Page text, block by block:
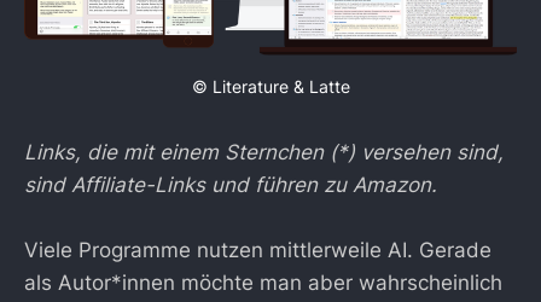
© Literature & Latte
Links, die mit einem Sternchen (*) versehen sind,
sind Affiliate-Links und führen zu Amazon.
Viele Programme nutzen mittlerweile AI. Gerade
als Autor*innen möchte man aber wahrscheinlich